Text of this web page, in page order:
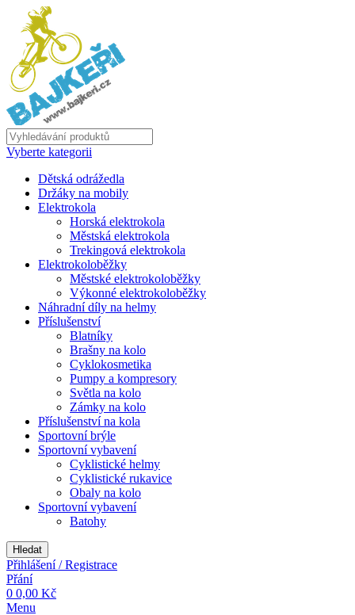
Vyberte kategorii
Dětská odrážedla
Držáky na mobily
Elektrokola
Horská elektrokola
Městská elektrokola
Trekingová elektrokola
Elektrokoloběžky
Městské elektrokoloběžky
Výkonné elektrokoloběžky
Náhradní díly na helmy
Příslušenství
Blatníky
Brašny na kolo
Cyklokosmetika
Pumpy a kompresory
Světla na kolo
Zámky na kolo
Příslušenství na kola
Sportovní brýle
Sportovní vybavení
Cyklistické helmy
Cyklistické rukavice
Obaly na kolo
Sportovní vybavení
Batohy
Hledat
Přihlášení / Registrace
Přání
0 0,00 Kč
Menu